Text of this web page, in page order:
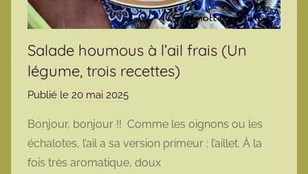
Salade houmous à l’ail frais (Un
légume, trois recettes)
Publié le 20 mai 2025
r
m
a
Bonjour, bonjour !! Comme les oignons ou les
échalotes, l’ail a sa version primeur : l’aillet. À la
fois très aromatique, doux